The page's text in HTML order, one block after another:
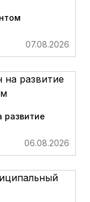
07.08.2026
развитие
06.08.2026